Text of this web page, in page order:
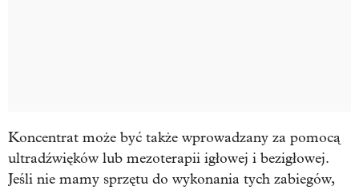
Koncentrat może być także wprowadzany za pomocą
ultradźwięków lub mezoterapii igłowej i bezigłowej.
Jeśli nie mamy sprzętu do wykonania tych zabiegów,